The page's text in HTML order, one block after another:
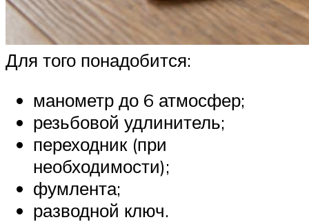
Для того понадобится:
манометр до 6 атмосфер;
резьбовой удлинитель;
переходник (при
необходимости);
фумлента;
разводной ключ.